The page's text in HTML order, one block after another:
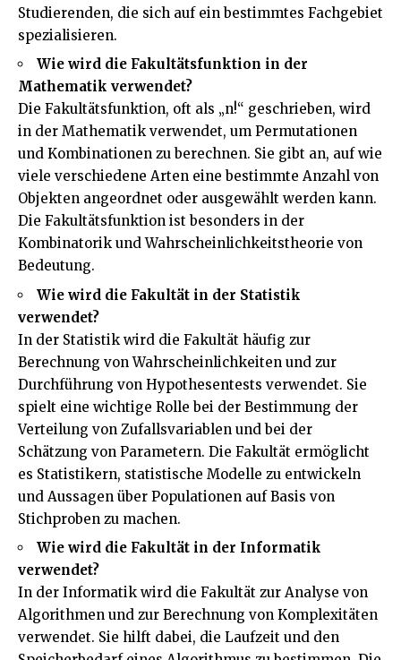
Studierenden, die sich auf ein bestimmtes Fachgebiet
spezialisieren.
Wie wird die Fakultätsfunktion in der
Mathematik verwendet?
Die Fakultätsfunktion, oft als „n!“ geschrieben, wird
in der Mathematik verwendet, um Permutationen
und Kombinationen zu berechnen. Sie gibt an, auf wie
viele verschiedene Arten eine bestimmte Anzahl von
Objekten angeordnet oder ausgewählt werden kann.
Die Fakultätsfunktion ist besonders in der
Kombinatorik und Wahrscheinlichkeitstheorie von
Bedeutung.
Wie wird die Fakultät in der Statistik
verwendet?
In der Statistik wird die Fakultät häufig zur
Berechnung von Wahrscheinlichkeiten und zur
Durchführung von Hypothesentests verwendet. Sie
spielt eine wichtige Rolle bei der Bestimmung der
Verteilung von Zufallsvariablen und bei der
Schätzung von Parametern. Die Fakultät ermöglicht
es Statistikern, statistische Modelle zu entwickeln
und Aussagen über Populationen auf Basis von
Stichproben zu machen.
Wie wird die Fakultät in der Informatik
verwendet?
In der Informatik wird die Fakultät zur Analyse von
Algorithmen und zur Berechnung von Komplexitäten
verwendet. Sie hilft dabei, die Laufzeit und den